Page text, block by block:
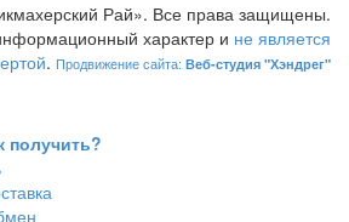
Рай». Все права защищены.
характер и не является
. Продвижение сайта: Веб-студия "Хэндрег"
получить?